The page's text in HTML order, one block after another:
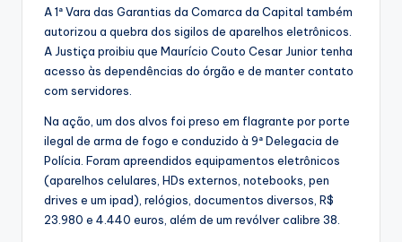
A 1ª Vara das Garantias da Comarca da Capital também
autorizou a quebra dos sigilos de aparelhos eletrônicos.
A Justiça proibiu que Maurício Couto Cesar Junior tenha
acesso às dependências do órgão e de manter contato
com servidores.
Na ação, um dos alvos foi preso em flagrante por porte
ilegal de arma de fogo e conduzido à 9ª Delegacia de
Polícia. Foram apreendidos equipamentos eletrônicos
(aparelhos celulares, HDs externos, notebooks, pen
drives e um ipad), relógios, documentos diversos, R$
23.980 e 4.440 euros, além de um revólver calibre 38.